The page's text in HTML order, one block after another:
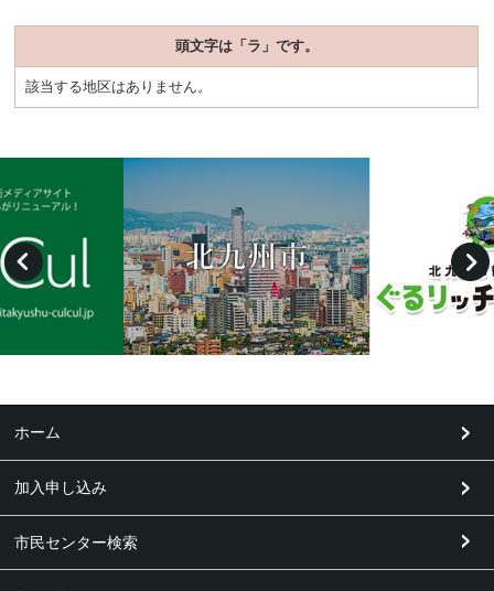
頭文字は「ラ」です。
該当する地区はありません。
ホーム
加入申し込み
市民センター検索